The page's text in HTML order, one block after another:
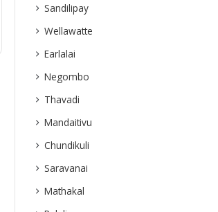
Sandilipay
Wellawatte
Earlalai
Negombo
Thavadi
Mandaitivu
Chundikuli
Saravanai
Mathakal